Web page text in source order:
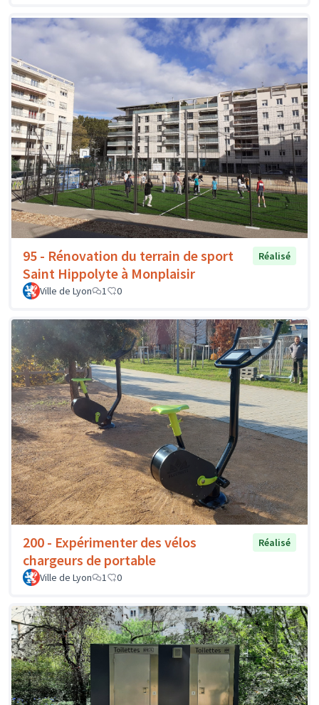
95 - Rénovation du terrain de sport
Saint Hippolyte à Monplaisir
Réalisé
Ville de Lyon 1 0
200 - Expérimenter des vélos
chargeurs de portable
Réalisé
Ville de Lyon 1 0